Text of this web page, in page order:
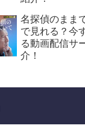
名探偵のまま
で見れる？今
る動画配信サ
介！